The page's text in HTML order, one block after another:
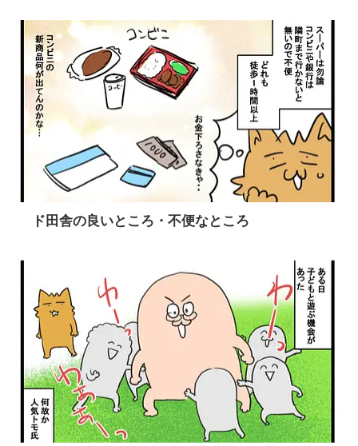
ド田舎の良いところ・不便なところ